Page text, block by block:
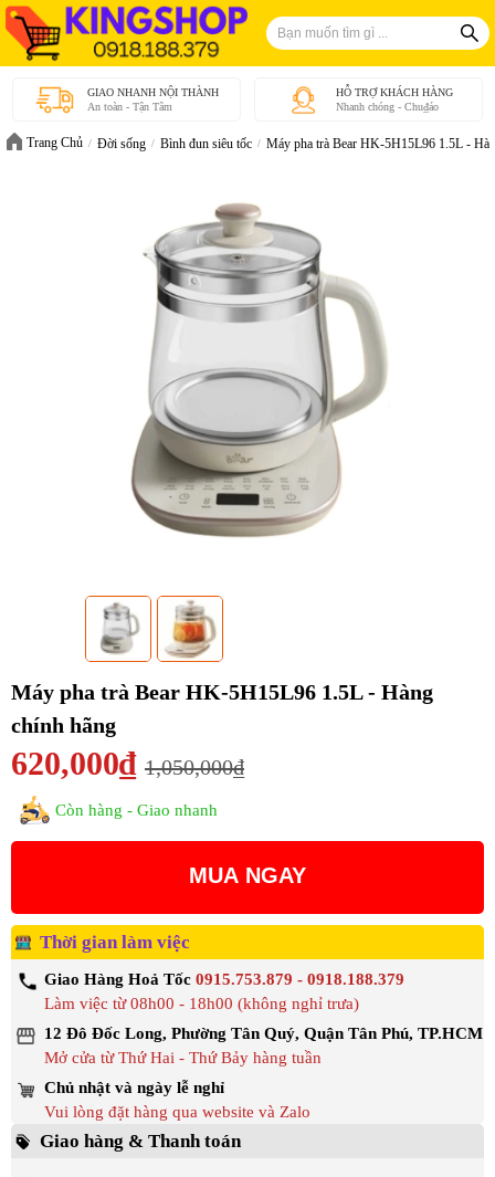
GIAO NHANH NỘI THÀNH
An toàn - Tận Tâm
HỖ TRỢ KHÁCH HÀNG
Nhanh chóng - Chu₫áo
Trang Chủ Đời sống Bình đun siêu tốc Máy pha trà Bear HK-5H15L96 1.5L -
Máy pha trà Bear HK-5H15L96 1.5L - Hàng
chính hãng
620,000₫ 1,050,000₫
Còn hàng - Giao nhanh
MUA NGAY
Thời gian làm việc
Giao Hàng Hoả Tốc 0915.753.879 - 0918.188.379
Làm việc từ 08h00 - 18h00 (không nghỉ trưa)
12 Đô Đốc Long, Phường Tân Quý, Quận Tân Phú, TP.HCM
Mở cửa từ Thứ Hai - Thứ Bảy hàng tuần
Chủ nhật và ngày lễ nghỉ
Vui lòng đặt hàng qua website và Zalo
Giao hàng & Thanh toán